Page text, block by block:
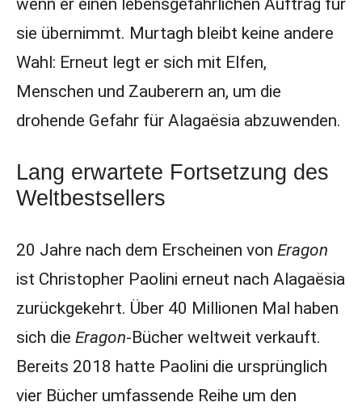
wenn er einen lebensgefährlichen Auftrag für
sie übernimmt. Murtagh bleibt keine andere
Wahl: Erneut legt er sich mit Elfen,
Menschen und Zauberern an, um die
drohende Gefahr für Alagaësia abzuwenden.
Lang erwartete Fortsetzung des
Weltbestsellers
20 Jahre nach dem Erscheinen von Eragon
ist Christopher Paolini erneut nach Alagaësia
zurückgekehrt. Über 40 Millionen Mal haben
sich die Eragon-Bücher weltweit verkauft.
Bereits 2018 hatte Paolini die ursprünglich
vier Bücher umfassende Reihe um den